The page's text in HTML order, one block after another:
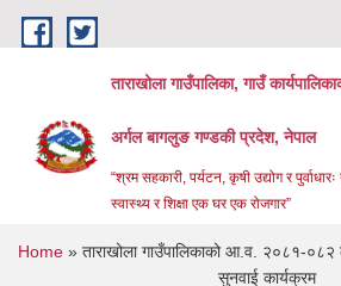
Skip to main content
ताराखोला गाउँपालिका, गाउँ
अर्गल बागलुङ गण्डकी प्रदेश, नेपाल
“श्रम सहकारी, पर्यटन, कृषी उद्योग र
स्वास्थ्य र शिक्षा एक घर एक रोजगार”
You are here
Home » ताराखोला गाउँपालिकाको आ.व. २०८१-०८२
सुनवाई कार्यक्रम